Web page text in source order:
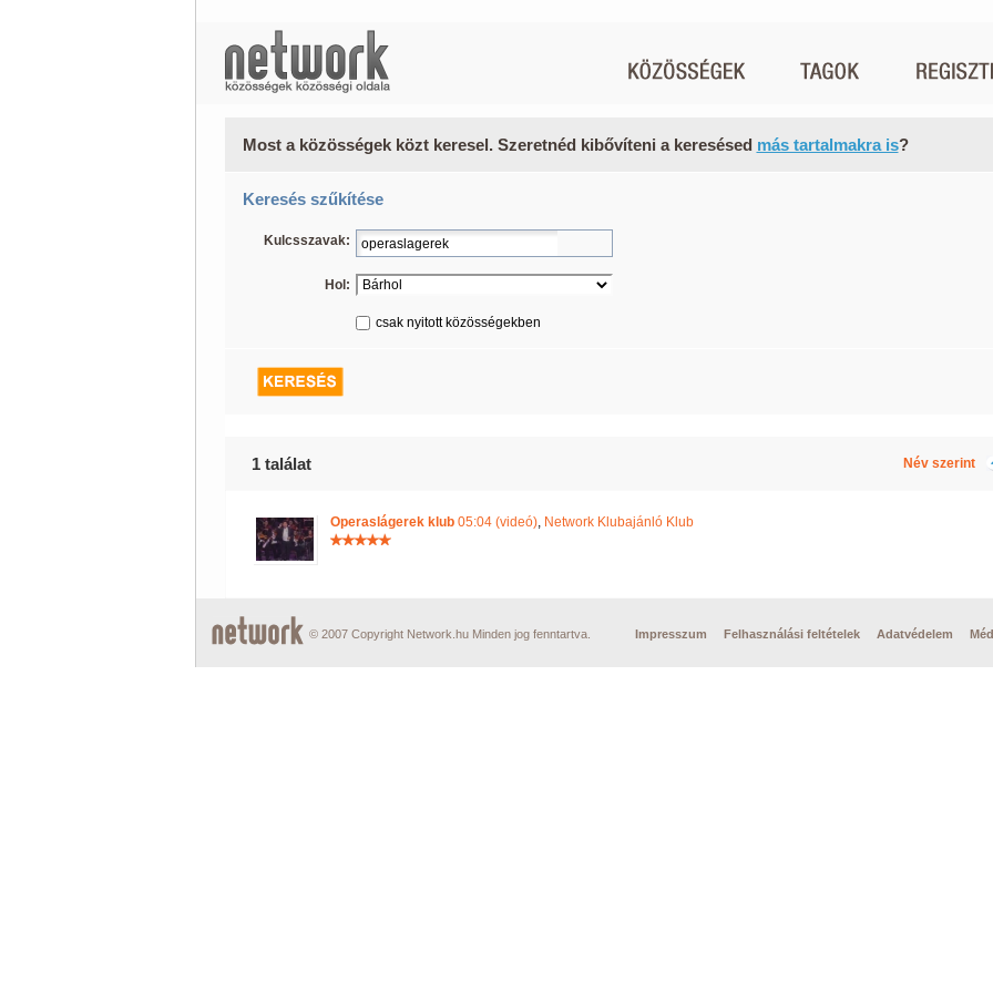
Most a közösségek közt keresel. Szeretnéd kibővíteni a keresésed más tartalmakra is?
Keresés szűkítése
Kulcsszavak:
Hol:
csak nyitott közösségekben
1 találat Név szerint
Operaslágerek klub05:04 (videó), Network Klubajánló Klub
© 2007 Copyright Network.hu Minden jog fenntartva. Impresszum Felhasználási feltételek Adatvédelem